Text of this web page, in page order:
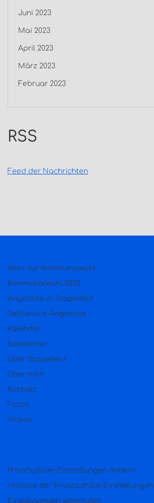
Juni 2023
Mai 2023
April 2023
März 2023
Februar 2023
RSS
Feed der Nachrichten
Alles zur Kommunalwahl
Kommunalwahl 2023
Angebote in Stapelfeld
Selfservice-Angebote
Kalender
Newsletter
Über Stapelfeld
Über mich
Kontakt
Fotos
Videos
Privatsphäre-Einstellungen ändern
Historie der Privatsphäre-Einstellungen
Einwilligungen widerrufen